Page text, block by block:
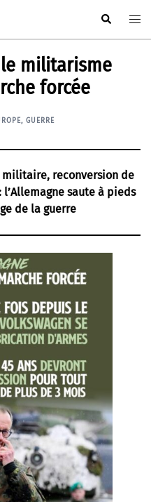
Rechercher
militarisme
forcée
, GUERRE
militaire, reconversion de
saute à pieds
de la guerre